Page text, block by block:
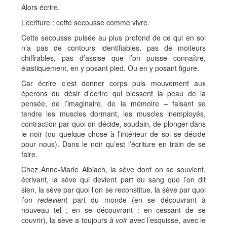
Alors écrire.
L’écriture : cette secousse comme vivre.
Cette secousse puisée au plus profond de ce qui en soi
n’a pas de contours identifiables, pas de moiteurs
chiffrables, pas d’assise que l’on puisse connaître,
élastiquement, en y posant pied. Ou en y posant figure.
Car écrire c’est donner corps puis mouvement aux
éperons du désir d’écrire qui blessent la peau de la
pensée, de l’imaginaire, de la mémoire – faisant se
tendre les muscles dormant, les muscles inemployés,
contraction par quoi on décide, soudain, de plonger dans
le noir (ou quelque chose à l’intérieur de soi se décide
pour nous). Dans le noir qu’est l’écriture en train de se
faire.
Chez Anne-Marie Albiach, la sève dont on se souvient,
écrivant, la sève qui devient part du sang que l’on dit
sien, la sève par quoi l’on se reconstitue, la sève par quoi
l’onredevientpart du monde (en se découvrant à
nouveau tel ; en se découvrant : en cessant de se
couvrir), la sève a toujours à voir avec l’esquisse, avec le